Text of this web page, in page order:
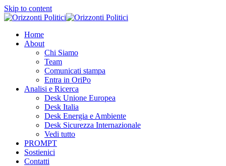
Skip to content
Home
About
Chi Siamo
Team
Comunicati stampa
Entra in OriPo
Analisi e Ricerca
Desk Unione Europea
Desk Italia
Desk Energia e Ambiente
Desk Sicurezza Internazionale
Vedi tutto
PROMPT
Sostienici
Contatti